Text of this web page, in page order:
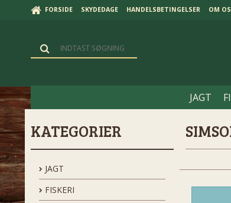
FORSIDE SKYDEDAGE HANDELSBETINGELSER OM OS
JAGT
KATEGORIER
JAGT
FISKERI